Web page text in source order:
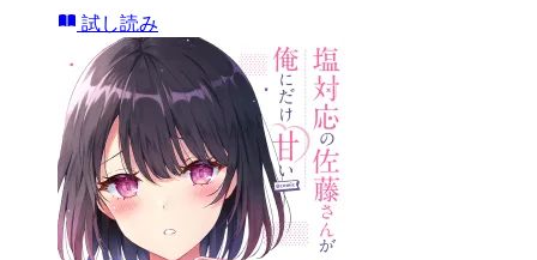
試し読み